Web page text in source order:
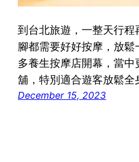
到台北旅遊，一整天行
腳都需要好好按摩，放
多養生按摩店開幕，當
舖，特別適合遊客放鬆全
December 15, 2023